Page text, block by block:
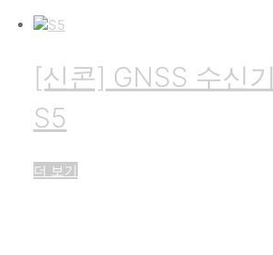
[신콘] GNSS 수신기
S5
더 보기